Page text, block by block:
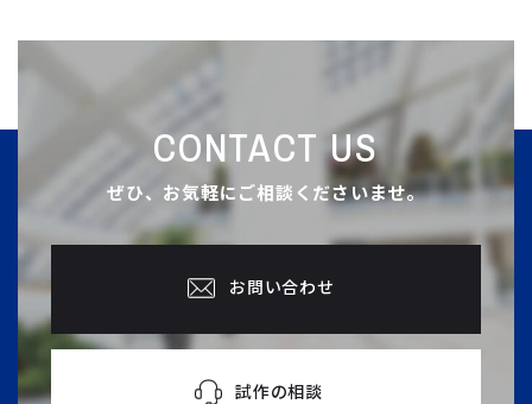
CONTACT US
ぜひ、お気軽にご相談くださいませ。
お問い合わせ
試作の相談